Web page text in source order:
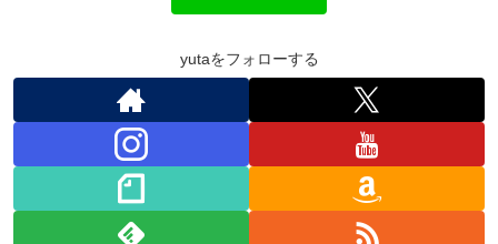
p
yutaをフォローする